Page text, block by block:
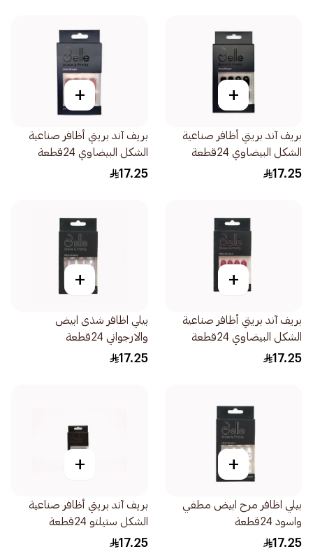
+
بريف آند بريتي أظافر صناعية
الشكل البيضاوي 24قطعة
17.25
+
بريف آند بريتي أظافر صناعية
الشكل البيضاوي 24قطعة
17.25
+
بريف آند بريتي أظافر صناعية
الشكل البيضاوي 24قطعة
17.25
+
بيلي اظافر شذى ابيض
والارجواني 24قطعة
17.25
+
بيلي اظافر مرح ابيض مطفي
واسود 24قطعة
17.25
+
بريف آند بريتي أظافر صناعية
الشكل ستيلتو 24قطعة
17.25